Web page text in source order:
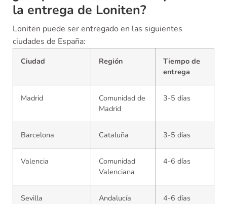
la entrega de Loniten?
Loniten puede ser entregado en las siguientes
ciudades de España:
Ciudad Región
Tiempo de
entrega
Madrid
Comunidad de
Madrid
3-5 días
Barcelona Cataluña 3-5 días
Valencia
Comunidad
Valenciana
4-6 días
Sevilla Andalucía 4-6 días